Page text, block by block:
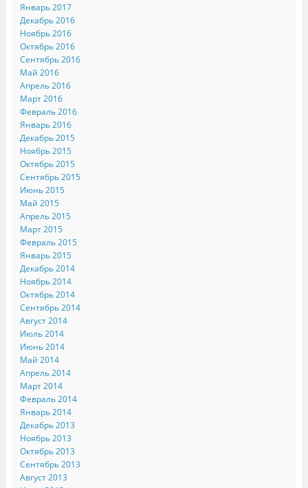
Январь 2017
Декабрь 2016
Ноябрь 2016
Октябрь 2016
Сентябрь 2016
Май 2016
Апрель 2016
Март 2016
Февраль 2016
Январь 2016
Декабрь 2015
Ноябрь 2015
Октябрь 2015
Сентябрь 2015
Июнь 2015
Май 2015
Апрель 2015
Март 2015
Февраль 2015
Январь 2015
Декабрь 2014
Ноябрь 2014
Октябрь 2014
Сентябрь 2014
Август 2014
Июль 2014
Июнь 2014
Май 2014
Апрель 2014
Март 2014
Февраль 2014
Январь 2014
Декабрь 2013
Ноябрь 2013
Октябрь 2013
Сентябрь 2013
Август 2013